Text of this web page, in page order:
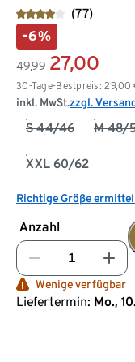
(77)
-6%
49,99 27,00
30-Tage-Bestpreis: 29,00
inkl. MwSt.zzgl.
S 44/46 M 48/
XXL 60/62
Richtige Größe
Anzahl
Wenige verfügbar
Liefertermin: Mo.,